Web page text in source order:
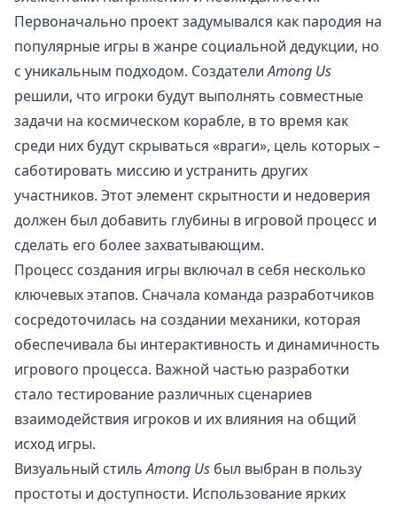
Первоначально проект задумывался как пародия на
популярные игры в жанре социальной дедукции, но
с уникальным подходом. СоздателиAmong Us
решили, что игроки будут выполнять совместные
задачи на космическом корабле, в то время как
среди них будут скрываться «враги», цель которых –
саботировать миссию и устранить других
участников. Этот элемент скрытности и недоверия
должен был добавить глубины в игровой процесс и
сделать его более захватывающим.
Процесс создания игры включал в себя несколько
ключевых этапов. Сначала команда разработчиков
сосредоточилась на создании механики, которая
обеспечивала бы интерактивность и динамичность
игрового процесса. Важной частью разработки
стало тестирование различных сценариев
взаимодействия игроков и их влияния на общий
исход игры.
Визуальный стильAmong Us был выбран в пользу
простоты и доступности. Использование ярких